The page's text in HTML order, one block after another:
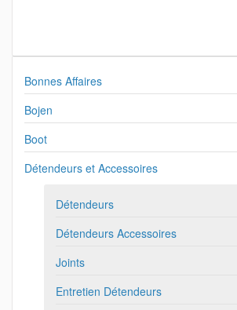
Bonnes Affaires
Bojen
Boot
Détendeurs et Accessoires
Détendeurs
Détendeurs Accessoires
Joints
Entretien Détendeurs